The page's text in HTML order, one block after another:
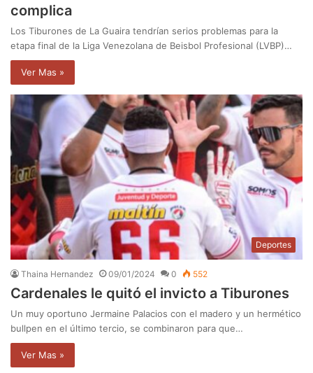
complica
Los Tiburones de La Guaira tendrían serios problemas para la
etapa final de la Liga Venezolana de Beisbol Profesional (LVBP)…
Ver Mas »
Deportes
Thaina Hernandez 09/01/2024 0 552
Cardenales le quitó el invicto a Tiburones
Un muy oportuno Jermaine Palacios con el madero y un hermético
bullpen en el último tercio, se combinaron para que…
Ver Mas »